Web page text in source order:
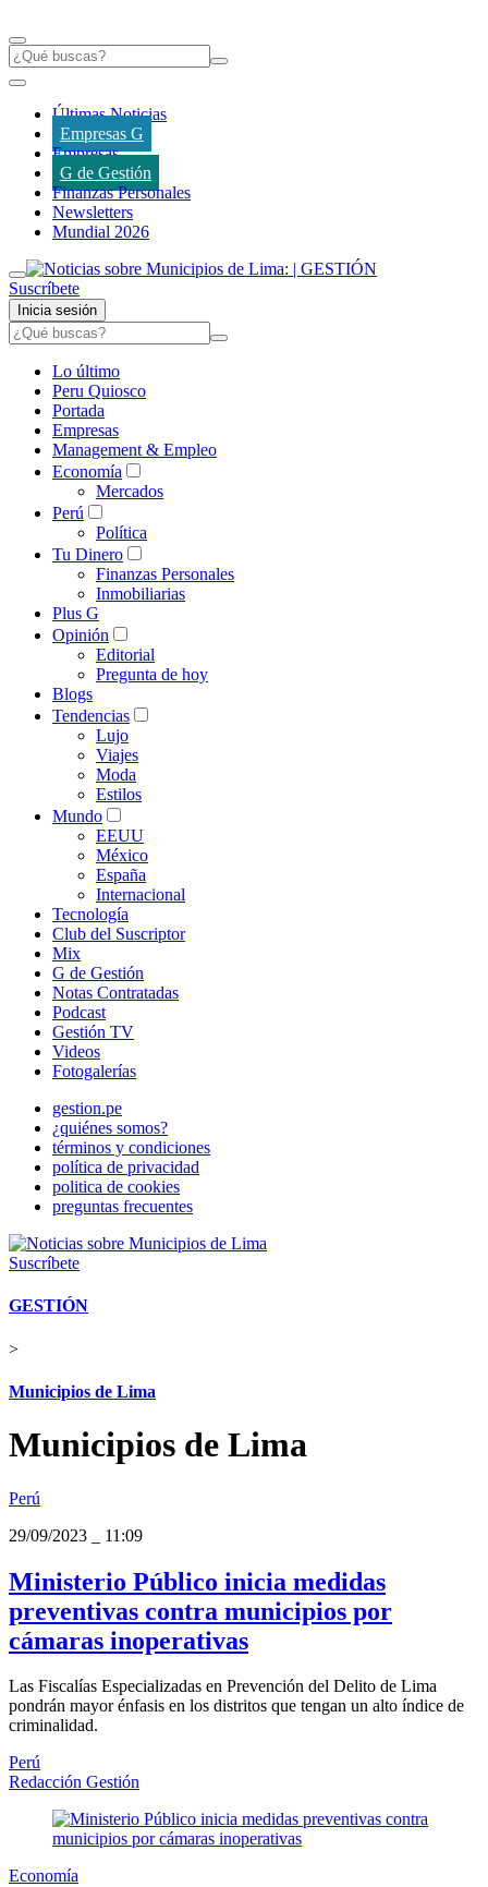
Últimas Noticias
Empresas G
Empresas
G de Gestión
Finanzas Personales
Newsletters
Mundial 2026
Suscríbete
Inicia sesión
Lo último
Peru Quiosco
Portada
Empresas
Management & Empleo
Economía
Mercados
Perú
Política
Tu Dinero
Finanzas Personales
Inmobiliarias
Plus G
Opinión
Editorial
Pregunta de hoy
Blogs
Tendencias
Lujo
Viajes
Moda
Estilos
Mundo
EEUU
México
España
Internacional
Tecnología
Club del Suscriptor
Mix
G de Gestión
Notas Contratadas
Podcast
Gestión TV
Videos
Fotogalerías
gestion.pe
¿quiénes somos?
términos y condiciones
política de privacidad
politica de cookies
preguntas frecuentes
Suscríbete
GESTIÓN
>
Municipios de Lima
Municipios de Lima
Perú
29/09/2023
11:09
Ministerio Público inicia medidas
preventivas contra municipios por
cámaras inoperativas
Las Fiscalías Especializadas en Prevención del Delito de Lima
pondrán mayor énfasis en los distritos que tengan un alto índice de
criminalidad.
Perú
Redacción Gestión
Economía